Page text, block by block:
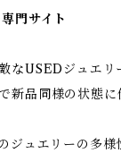
門サイト
なUSEDジュエリ
新品同様の状態
ュエリーの多様